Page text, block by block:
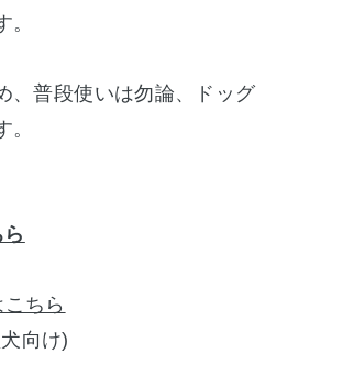
、普段使いは勿論、ドッグ
ちら
向け)